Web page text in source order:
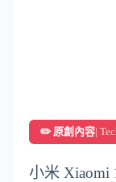
✏️ 原創內容|
小米 Xiaomi